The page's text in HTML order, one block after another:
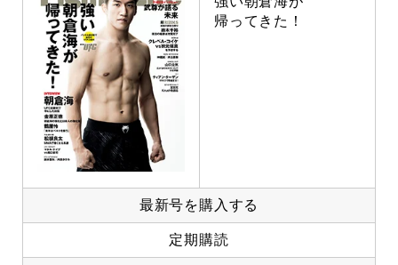
帰ってきた！
最新号を購入する
定期購読